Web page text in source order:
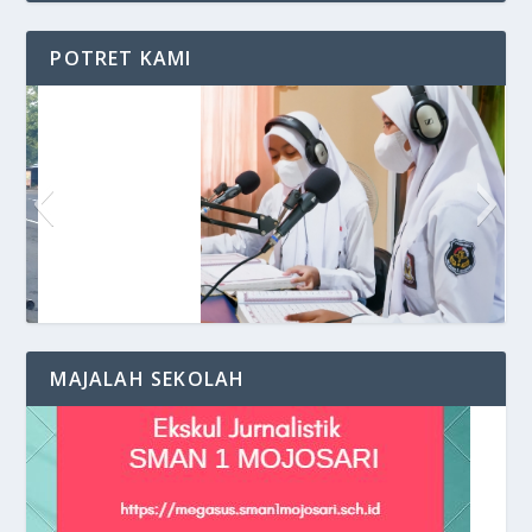
POTRET KAMI
MAJALAH SEKOLAH